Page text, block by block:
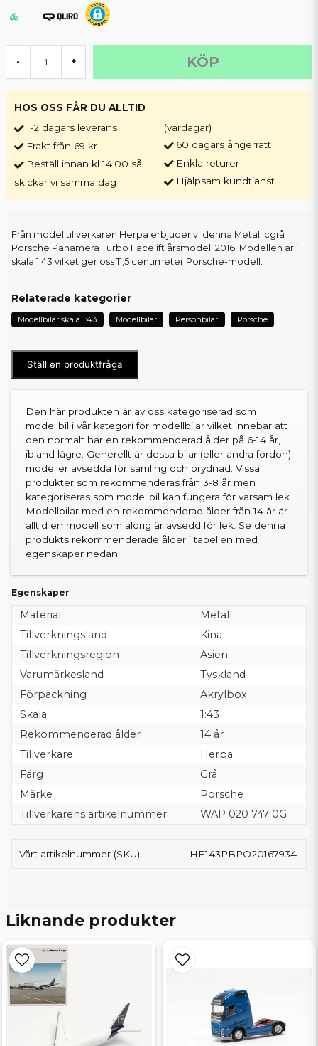
- + KÖP
HOS OSS FÅR DU ALLTID
1-2 dagars leverans
Frakt från 69 kr
Beställ innan kl 14.00 så
skickar vi samma dag
(vardagar)
60 dagars ångerrätt
Enkla returer
Hjälpsam kundtjänst
Från modelltillverkaren Herpa erbjuder vi denna Metallicgrå
Porsche Panamera Turbo Facelift årsmodell 2016. Modellen är i
skala 1:43 vilket ger oss 11,5 centimeter Porsche-modell.
Relaterade kategorier
Modellbilar skala 1:43 Modellbilar Personbilar Porsche
Ställ en produktfråga
Den här produkten är av oss kategoriserad som
modellbil i vår kategori för modellbilar vilket innebär att
den normalt har en rekommenderad ålder på 6-14 år,
ibland lägre. Generellt är dessa bilar (eller andra fordon)
modeller avsedda för samling och prydnad. Vissa
produkter som rekommenderas från 3-8 år men
kategoriseras som modellbil kan fungera för varsam lek.
Modellbilar med en rekommenderad ålder från 14 år är
alltid en modell som aldrig är avsedd för lek. Se denna
produkts rekommenderade ålder i tabellen med
egenskaper nedan.
Egenskaper
Material
Metall
Tillverkningsland
Kina
Tillverkningsregion
Asien
Varumärkesland
Tyskland
Förpackning
Akrylbox
Skala
1:43
Rekommenderad ålder
14 år
Tillverkare
Herpa
Färg
Grå
Märke
Porsche
Tillverkarens artikelnummer
WAP 020 747 0G
Vårt artikelnummer (SKU) HE143PBPO20167934
Liknande produkter